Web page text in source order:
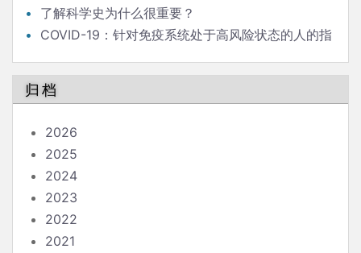
了解科学史为什么很重要？
COVID-19：针对免疫系统处于高风险状态的人的指
归档
2026
2025
2024
2023
2022
2021